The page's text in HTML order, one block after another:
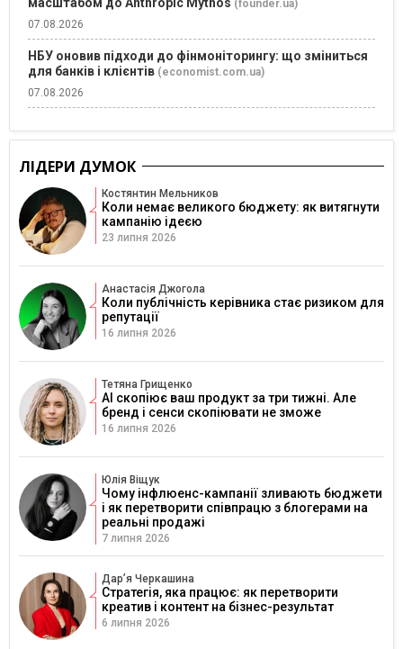
масштабом до Anthropic Mythos (founder.ua)
07.08.2026
НБУ оновив підходи до фінмоніторингу: що зміниться
для банків і клієнтів (economist.com.ua)
07.08.2026
ЛІДЕРИ ДУМОК
Костянтин Мельников
Коли немає великого бюджету: як витягнути
кампанію ідеєю
23 липня 2026
Анастасія Джогола
Коли публічність керівника стає ризиком для
репутації
16 липня 2026
Тетяна Грищенко
AI скопіює ваш продукт за три тижні. Але
бренд і сенси скопіювати не зможе
16 липня 2026
Юлія Віщук
Чому інфлюенс-кампанії зливають бюджети
і як перетворити співпрацю з блогерами на
реальні продажі
7 липня 2026
Дарʼя Черкашина
Стратегія, яка працює: як перетворити
креатив і контент на бізнес-результат
6 липня 2026